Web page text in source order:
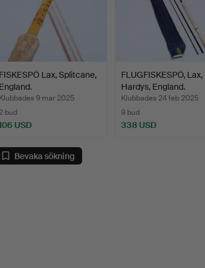
FISKESPÖ Lax, Splitcane,
England.
Klubbades 9 mar 2025
bud
USD
FLUGFISKESPÖ, Lax,
Hardys, England.
Klubbades 24 feb 2025
9 bud
338 USD
Bevaka sökning